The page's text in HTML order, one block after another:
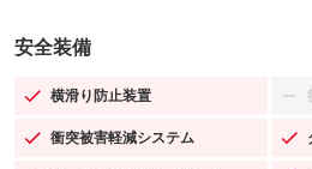
安全装備
横滑り防止装置
：装備あり
衝突被害軽減システム
：装備あり